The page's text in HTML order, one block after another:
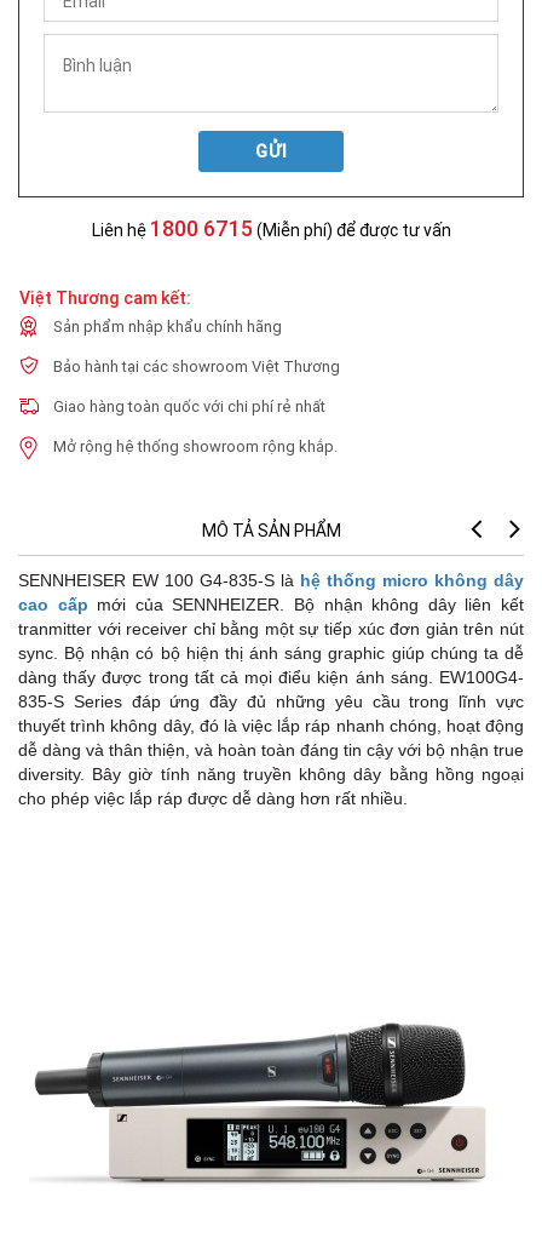
GỬI
Liên hệ 1800 6715 (Miễn phí) để được tư vấn
Việt Thương cam kết:
Sản phẩm nhập khẩu chính hãng
Bảo hành tại các showroom Việt Thương
Giao hàng toàn quốc với chi phí rẻ nhất
Mở rộng hệ thống showroom rộng khắp.
MÔ TẢ SẢN PHẨM
SENNHEISER EW 100 G4-835-S là hệ thống micro không dây
cao cấp mới của SENNHEIZER. Bộ nhận không dây liên kết
tranmitter với receiver chỉ bằng một sự tiếp xúc đơn giản trên nút
sync. Bộ nhận có bộ hiện thị ánh sáng graphic giúp chúng ta dễ
dàng thấy được trong tất cả mọi điểu kiện ánh sáng. EW100G4-
835-S Series đáp ứng đầy đủ những yêu cầu trong lĩnh vực
thuyết trình không dây, đó là việc lắp ráp nhanh chóng, hoạt động
dễ dàng và thân thiện, và hoàn toàn đáng tin cậy với bộ nhận true
diversity. Bây giờ tính năng truyền không dây bằng hồng ngoại
cho phép việc lắp ráp được dễ dàng hơn rất nhiều.